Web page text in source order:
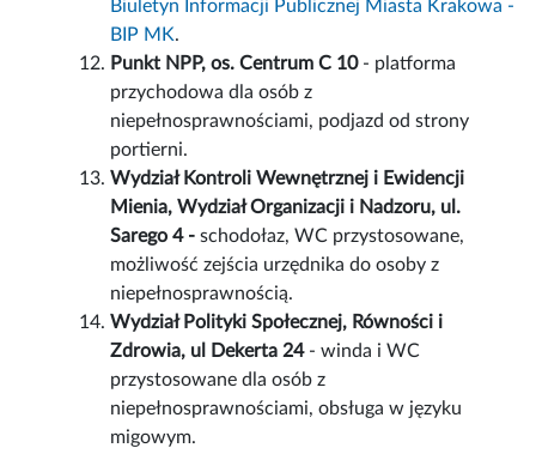
Biuletyn Informacji Publicznej Miasta Krakowa -
BIP MK.
Punkt NPP, os. Centrum C 10 - platforma
przychodowa dla osób z
niepełnosprawnościami, podjazd od strony
portierni.
Wydział Kontroli Wewnętrznej i Ewidencji
Mienia, Wydział Organizacji i Nadzoru, ul.
Sarego 4 -schodołaz, WC przystosowane,
możliwość zejścia urzędnika do osoby z
niepełnosprawnością.
Wydział Polityki Społecznej, Równości i
Zdrowia, ul Dekerta 24 - winda i WC
przystosowane dla osób z
niepełnosprawnościami, obsługa w języku
migowym.